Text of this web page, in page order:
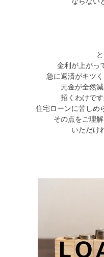
金利が上がっ
急に返済がキツ
元金が全然
招くわけで
住宅ローンに苦しめ
その点をご理
いただけ